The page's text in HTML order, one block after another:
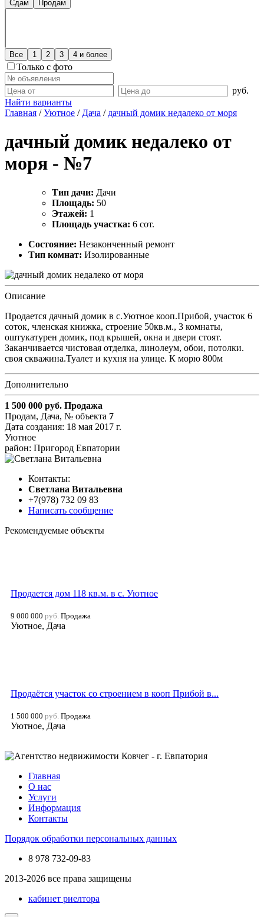
Сдам
Продам
Все 1 2 3 4 и более
Только с фото
руб.
Найти варианты
Главная /Уютное / Дача / дачный домик недалеко от моря
дачный домик недалеко от
моря - №7
Тип дачи: Дачи
Площадь: 50
Этажей: 1
Площадь участка: 6 сот.
Состояние: Незаконченный ремонт
Тип комнат: Изолированные
Описание
Продается дачный домик в с.Уютное кооп.Прибой, участок 6
соток, членская книжка, строение 50кв.м., 3 комнаты,
оштукатурен домик, под крышей, окна и двери стоят.
Заканчивается чистовая отделка, линолеум, обои, потолки.
своя скважина.Туалет и кухня на улице. К морю 800м
Дополнительно
1 500 000 руб. Продажа
Продам, Дача, № объекта 7
Дата создания: 18 мая 2017 г.
Уютное
район: Пригород Евпатории
Контакты:
Cветлана Витальевна
+7(978) 732 09 83
Написать сообщение
Рекомендуемые объекты
Продается дом 118 кв.м. в с. Уютное
9 000 000 руб. Продажа
Уютное, Дача
Продаётся участок со строением в кооп Прибой в...
1 500 000 руб. Продажа
Уютное, Дача
Главная
О нас
Услуги
Информация
Контакты
Порядок обработки персональных данных
8 978 732-09-83
2013-2026 все права защищены
кабинет риелтора